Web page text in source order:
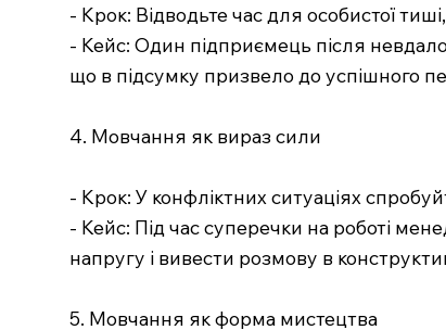
- Крок: Відводьте час для особистої
- Кейс: Один підприємець після
що в підсумку призвело до успішного
4. Мовчання як вираз сили
- Крок: У конфліктних ситуаціях
- Кейс: Під час суперечки на роботі
напругу і вивести розмову в
5. Мовчання як форма мистецтва